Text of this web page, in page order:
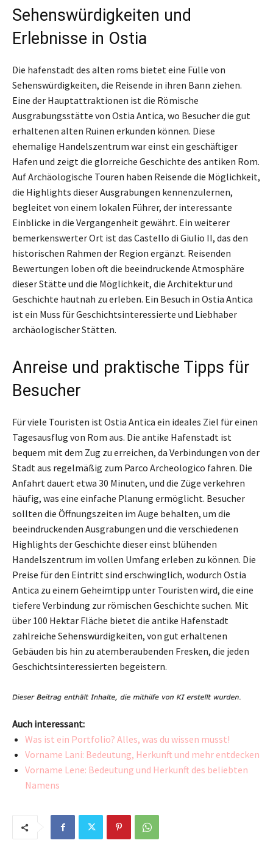
Sehenswürdigkeiten und
Erlebnisse in Ostia
Die hafenstadt des alten roms bietet eine Fülle von
Sehenswürdigkeiten, die Reisende in ihren Bann ziehen.
Eine der Hauptattraktionen ist die Römische
Ausgrabungsstätte von Ostia Antica, wo Besucher die gut
erhaltenen alten Ruinen erkunden können. Diese
ehemalige Handelszentrum war einst ein geschäftiger
Hafen und zeigt die glorreiche Geschichte des antiken Rom.
Auf Archäologische Touren haben Reisende die Möglichkeit,
die Highlights dieser Ausgrabungen kennenzulernen,
begleitet von einem lokalen Führer, der interessante
Einblicke in die Vergangenheit gewährt. Ein weiterer
bemerkenswerter Ort ist das Castello di Giulio II, das den
historischen Rahmen der Region ergänzt. Reisenden
Bewertungen loben oft die beeindruckende Atmosphäre
dieser Stätte und die Möglichkeit, die Architektur und
Geschichte hautnah zu erleben. Ein Besuch in Ostia Antica
ist ein Muss für Geschichtsinteressierte und Liebhaber
archäologischer Stätten.
Anreise und praktische Tipps für
Besucher
Für viele Touristen ist Ostia Antica ein ideales Ziel für einen
Tagesausflug von Rom aus. Die antike Hafenstadt ist
bequem mit dem Zug zu erreichen, da Verbindungen von der
Stadt aus regelmäßig zum Parco Archeologico fahren. Die
Anfahrt dauert etwa 30 Minuten, und die Züge verkehren
häufig, was eine einfache Planung ermöglicht. Besucher
sollten die Öffnungszeiten im Auge behalten, um die
beeindruckenden Ausgrabungen und die verschiedenen
Highlights der Geschichte dieser einst blühenden
Handelszentrum im vollen Umfang erleben zu können. Die
Preise für den Eintritt sind erschwinglich, wodurch Ostia
Antica zu einem Geheimtipp unter Touristen wird, die eine
tiefere Verbindung zur römischen Geschichte suchen. Mit
über 100 Hektar Fläche bietet die antike Hafenstadt
zahlreiche Sehenswürdigkeiten, von gut erhaltenen
Gebäuden bis hin zu atemberaubenden Fresken, die jeden
Geschichtsinteressierten begeistern.
Auch interessant:
Was ist ein Portfolio? Alles, was du wissen musst!
Vorname Lani: Bedeutung, Herkunft und mehr entdecken
Vorname Lene: Bedeutung und Herkunft des beliebten
Namens